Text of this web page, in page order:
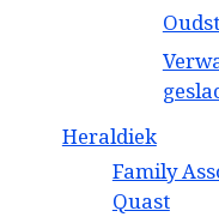
Heraldiek
Family
Quast